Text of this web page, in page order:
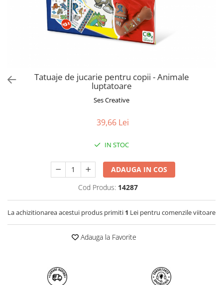
Consultanta Instalare
Jucarii de Sortare
Jucarii de tras
Jucarii din plus
PAPUSI
Tatuaje de jucarie pentru copii - Animale
luptatoare
Ses Creative
39,66 Lei
IN STOC
ADAUGA IN COS
Cod Produs: 14287
La achizitionarea acestui produs primiti 1 Lei pentru comenzile viitoare
Adauga la Favorite